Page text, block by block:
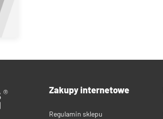
Zakupy internetowe
Regulamin sklepu